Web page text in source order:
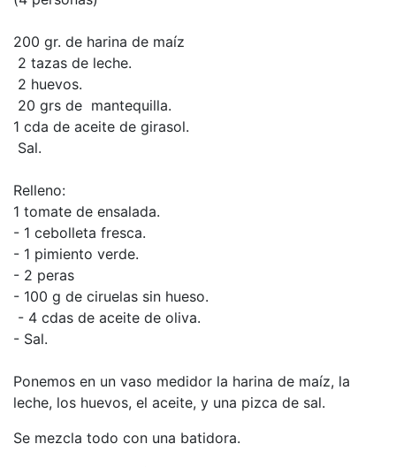
200 gr. de harina de maíz
2 tazas de leche.
2 huevos.
20 grs de mantequilla.
1 cda de aceite de girasol.
Sal.
Relleno:
1 tomate de ensalada.
- 1 cebolleta fresca.
- 1 pimiento verde.
- 2 peras
- 100 g de ciruelas sin hueso.
- 4 cdas de aceite de oliva.
- Sal.
Ponemos en un vaso medidor la harina de maíz, la
leche, los huevos, el aceite, y una pizca de sal.
Se mezcla todo con una batidora.